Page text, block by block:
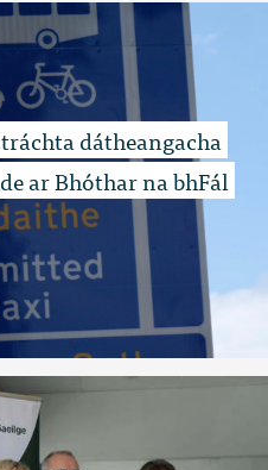
dátheangacha
ar Bhóthar na bhFál